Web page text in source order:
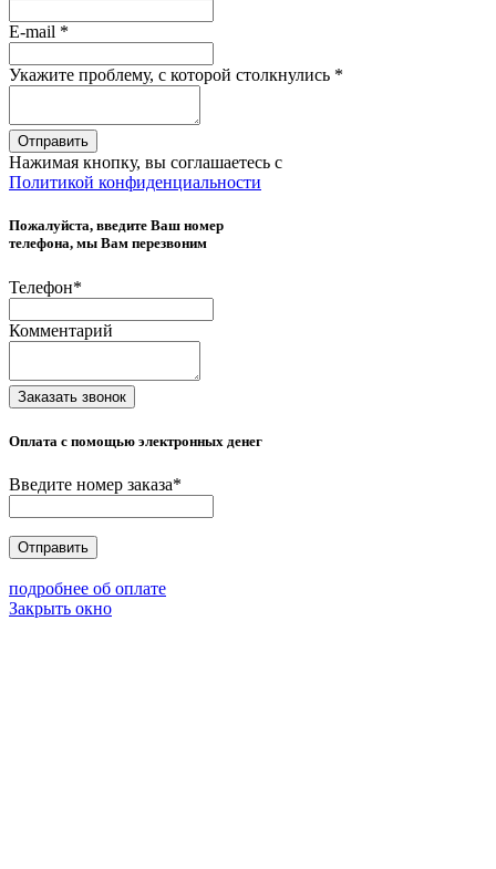
E-mail *
Укажите проблему, с которой столкнулись *
Отправить
Нажимая кнопку, вы соглашаетесь с
Политикой конфиденциальности
Пожалуйста, введите Ваш номер
телефона, мы Вам перезвоним
Телефон*
Комментарий
Заказать звонок
Оплата с помощью электронных денег
Введите номер заказа*
Отправить
подробнее об оплате
Закрыть окно